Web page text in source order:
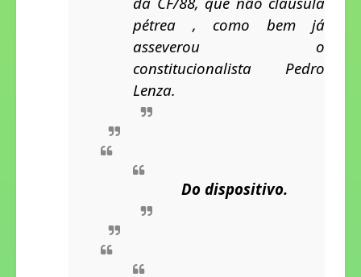
pétrea , como bem já
asseverou o
constitucionalista Pedro
Lenza.
Do dispositivo.